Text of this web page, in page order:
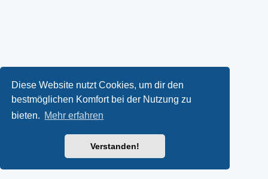
Diese Website nutzt Cookies, um dir den
bestmöglichen Komfort bei der Nutzung zu
bieten. Mehr erfahren
Verstanden!